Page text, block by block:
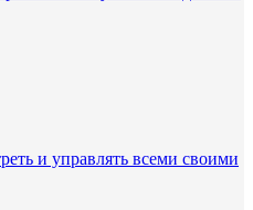
и управлять всеми своими